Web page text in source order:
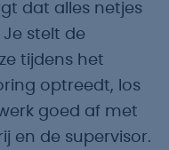
dat alles netjes
stelt de
tijdens het
optreedt, los
goed af met
en de supervisor.